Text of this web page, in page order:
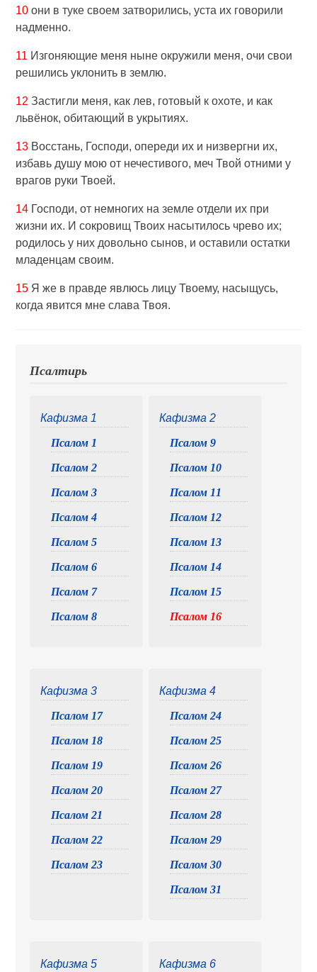
10 они в туке своем затворились, уста их говорили
надменно.
11 Изгоняющие меня ныне окружили меня, очи свои
решились уклонить в землю.
12 Застигли меня, как лев, готовый к охоте, и как
львёнок, обитающий в укрытиях.
13 Восстань, Господи, опереди их и низвергни их,
избавь душу мою от нечестивого, меч Твой отними у
врагов руки Твоей.
14 Господи, от немногих на земле отдели их при
жизни их. И сокровищ Твоих насытилось чрево их;
родилось у них довольно сынов, и оставили остатки
младенцам своим.
15 Я же в правде явлюсь лицу Твоему, насыщусь,
когда явится мне слава Твоя.
Псалтирь
Кафизма 1
Псалом 1
Псалом 2
Псалом 3
Псалом 4
Псалом 5
Псалом 6
Псалом 7
Псалом 8
Кафизма 2
Псалом 9
Псалом 10
Псалом 11
Псалом 12
Псалом 13
Псалом 14
Псалом 15
Псалом 16
Кафизма 3
Псалом 17
Псалом 18
Псалом 19
Псалом 20
Псалом 21
Псалом 22
Псалом 23
Кафизма 4
Псалом 24
Псалом 25
Псалом 26
Псалом 27
Псалом 28
Псалом 29
Псалом 30
Псалом 31
Кафизма 5 Кафизма 6